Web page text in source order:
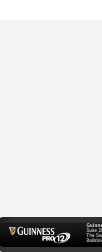
Suite
The